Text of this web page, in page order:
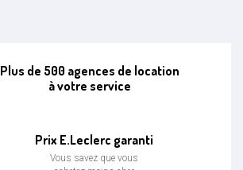
Plus de 500 agences de location
à votre service
Prix E.Leclerc garanti
Vous savez que vous